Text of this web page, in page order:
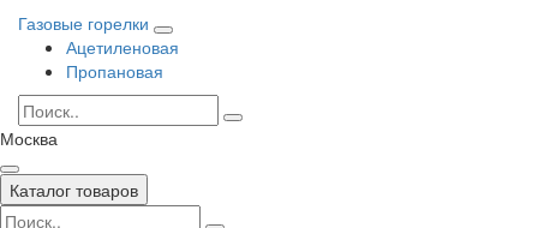
Газовые горелки
Ацетиленовая
Пропановая
Москва
Каталог товаров